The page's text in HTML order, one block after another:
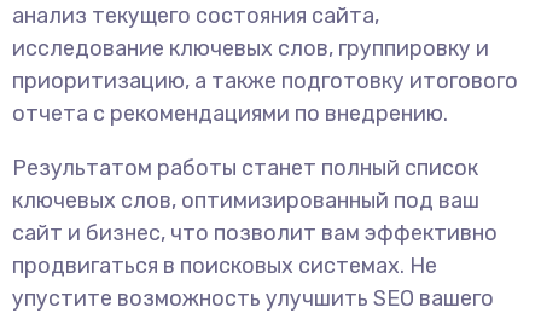
анализ текущего состояния сайта,
исследование ключевых слов, группировку и
приоритизацию, а также подготовку итогового
отчета с рекомендациями по внедрению.
Результатом работы станет полный список
ключевых слов, оптимизированный под ваш
сайт и бизнес, что позволит вам эффективно
продвигаться в поисковых системах. Не
упустите возможность улучшить SEO вашего